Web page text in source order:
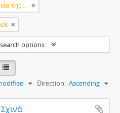
Ιστορική και Εθνολογική Εταιρεία της Ελλάδος
options
Direction: Ascending